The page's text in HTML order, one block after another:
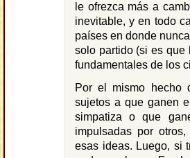
le ofrezca más a
inevitable, y en todo
países en donde
solo partido (si es que
fundamentales de los
Por el mismo hecho
sujetos a que ganen
simpatiza o que
impulsadas por
esas ideas. Luego, si